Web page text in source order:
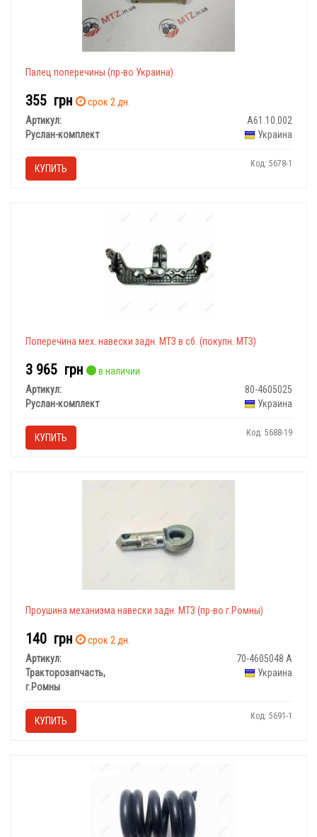
Палец поперечины (пр-во Украина)
355 грн
срок 2 дн.
Артикул:
А61.10.002
Руслан-комплект
Украина
КУПИТЬ Код: 5678-1
Поперечина мех. навески задн. МТЗ в сб. (покупн. МТЗ)
3 965 грн
в наличии
Артикул:
80-4605025
Руслан-комплект
Украина
КУПИТЬ Код: 5688-19
Проушина механизма навески задн. МТЗ (пр-во г.Ромны)
140 грн
срок 2 дн.
Артикул:
70-4605048 А
Тракторозапчасть,
г.Ромны
Украина
КУПИТЬ Код: 5691-1